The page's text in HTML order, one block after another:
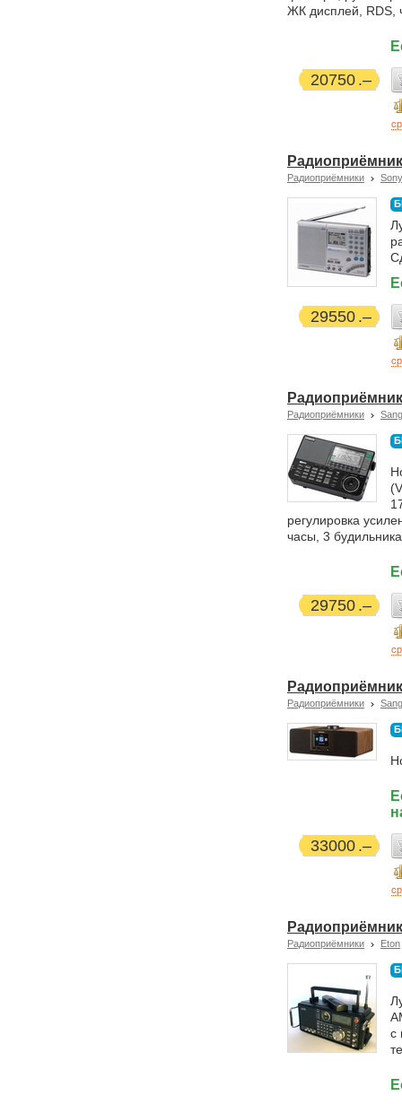
ЖК дисплей, RDS,
20750
Радиоприёмники Sony
29550
Радиоприёмники
регулировка
часы, 3
29750
Радиоприёмники
33000
Радиоприёмники Eton
с